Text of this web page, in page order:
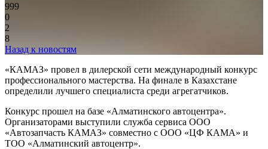
999
0
2
8
Назад к новостям
«КАМАЗ» провел в дилерской сети международный конкурс
профессионального мастерства. На финале в Казахстане
определили лучшего специалиста среди агрегатчиков.
Конкурс прошел на базе «Алматинского автоцентра».
Организаторами выступили служба сервиса ООО
«Автозапчасть КАМАЗ» совместно с ООО «ЦФ КАМА» и
ТОО «Алматинский автоцентр».